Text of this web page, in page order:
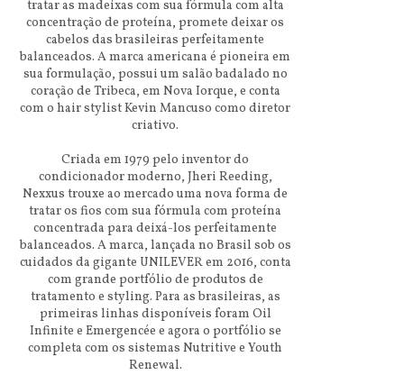
tratar as madeixas com sua fórmula com alta
concentração de proteína, promete deixar os
cabelos das brasileiras perfeitamente
balanceados. A marca americana é pioneira em
sua formulação, possui um salão badalado no
coração de Tribeca, em Nova Iorque, e conta
com o hair stylist Kevin Mancuso como diretor
criativo.
Criada em 1979 pelo inventor do
condicionador moderno, Jheri Reeding,
Nexxus trouxe ao mercado uma nova forma de
tratar os fios com sua fórmula com proteína
concentrada para deixá-los perfeitamente
balanceados. A marca, lançada no Brasil sob os
cuidados da gigante UNILEVER em 2016, conta
com grande portfólio de produtos de
tratamento e styling. Para as brasileiras, as
primeiras linhas disponíveis foram Oil
Infinite e Emergencée e agora o portfólio se
completa com os sistemas Nutritive e Youth
Renewal.